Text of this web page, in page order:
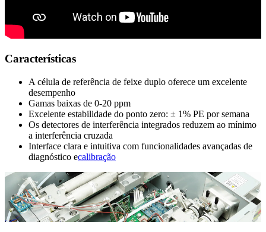
Características
A célula de referência de feixe duplo oferece um excelente
desempenho
Gamas baixas de 0-20 ppm
Excelente estabilidade do ponto zero: ± 1% PE por semana
Os detectores de interferência integrados reduzem ao mínimo
a interferência cruzada
Interface clara e intuitiva com funcionalidades avançadas de
diagnóstico ecalibração